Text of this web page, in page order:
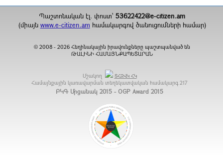
Պաշտոնական էլ. փոստ`53622422@e-citizen.am
(միայն www.e-citizen.am համակարգով ծանուցումների համար)
© 2008 -2026 Հեղինակային իրավունքները պաշտպանված են
ԹԱԼԻՆԻ ՀԱՄԱՅՆՔԱՊԵՏԱՐԱՆ
Մշակող ՏՀԶՎԿ ՀԿ
Համայնքային կառավարման տեղեկատվական համակարգ 217
ԲԿԳ Մրցանակ 2015 - OGP Award 2015